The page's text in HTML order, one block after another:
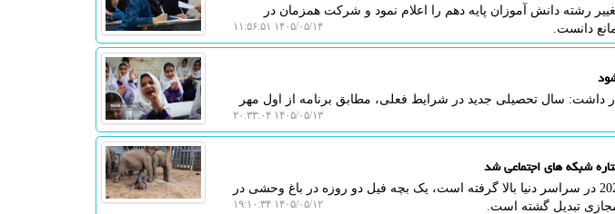
رشته دانش آموزان پایه دهم را اعلام نمود و شرکت همزمان در
دانست.
۱۴۰۵/۰۵/۱۴ ۱۱:۵۶:۵۱
داشت: سال تحصیلی جدید در شرایط فعلی، مطابق برنامه از اول مهر
۱۴۰۵/۰۵/۱۳ ۲۰:۳۳:۰۴
شبکه های اجتماعی شد
به گزارش لیزر تگ، در حالیکه تب جام جهانی 2026 در سراسر دنیا بالا گرفته است، یک بچه فیل دو روزه در باغ وحشی در
تبدیل گشته است.
۱۴۰۵/۰۵/۱۲ ۱۹:۱۰:۳۴